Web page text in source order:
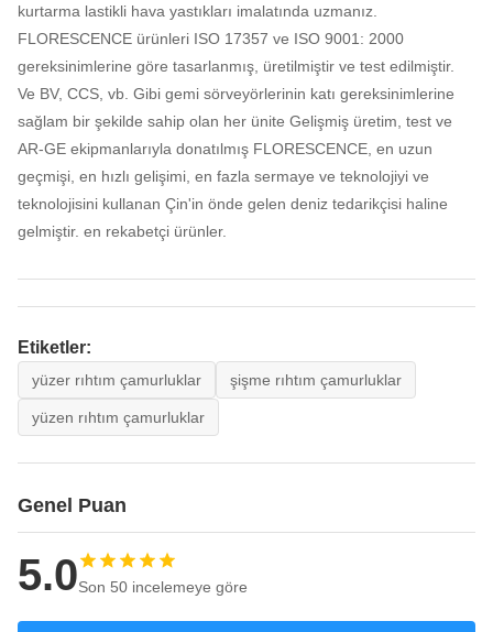
kurtarma lastikli hava yastıkları imalatında uzmanız.
FLORESCENCE ürünleri ISO 17357 ve ISO 9001: 2000
gereksinimlerine göre tasarlanmış, üretilmiştir ve test edilmiştir.
Ve BV, CCS, vb. Gibi gemi sörveyörlerinin katı gereksinimlerine
sağlam bir şekilde sahip olan her ünite Gelişmiş üretim, test ve
AR-GE ekipmanlarıyla donatılmış FLORESCENCE, en uzun
geçmişi, en hızlı gelişimi, en fazla sermaye ve teknolojiyi ve
teknolojisini kullanan Çin'in önde gelen deniz tedarikçisi haline
gelmiştir. en rekabetçi ürünler.
Etiketler:
yüzer rıhtım çamurluklar şişme rıhtım çamurluklar
yüzen rıhtım çamurluklar
Genel Puan
5.0Son 50 incelemeye göre